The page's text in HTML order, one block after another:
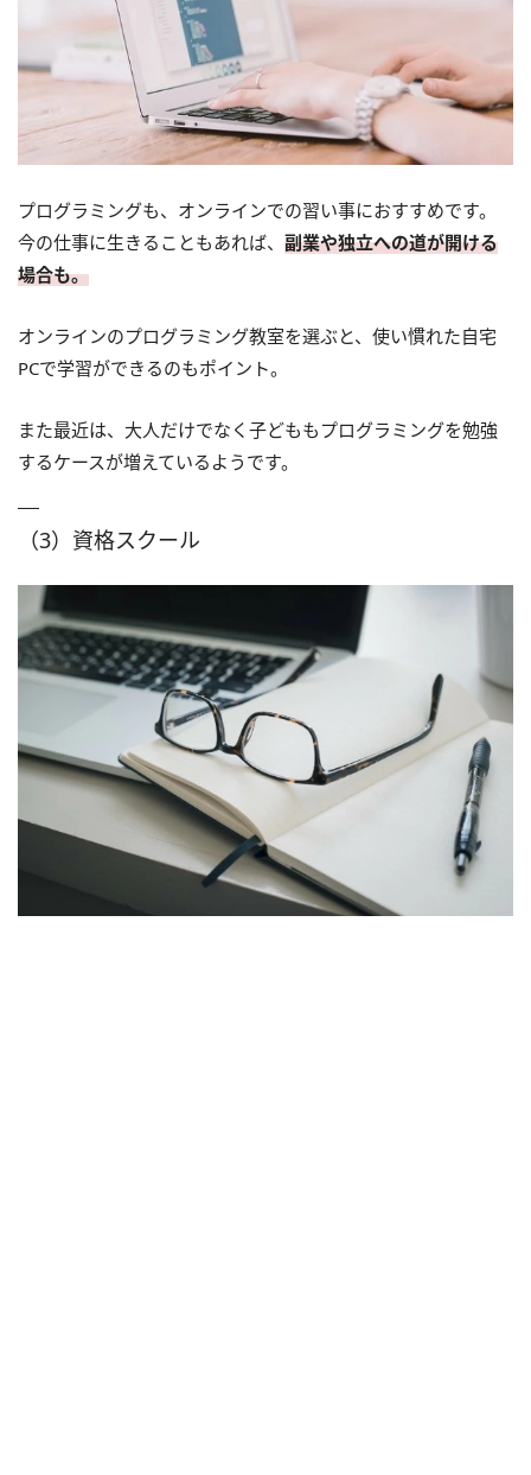
プログラミングも、オンラインでの習い事におすすめです。
今の仕事に生きることもあれば、 副業や独立への道が開ける
場合も。
オンラインのプログラミング教室を選ぶと、使い慣れた自宅
PCで学習ができるのもポイント。
また最近は、大人だけでなく子どももプログラミングを勉強
するケースが増えているようです。
（3）資格スクール